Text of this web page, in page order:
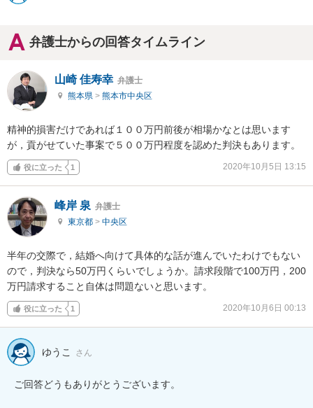
弁護士からの回答タイムライン
山崎 佳寿幸 弁護士
熊本県 > 熊本市中央区
精神的損害だけであれば１００万円前後が相場かなとは思います
が，貢がせていた事案で５００万円程度を認めた判決もあります。
役に立った 1 2020年10月5日 13:15
峰岸 泉 弁護士
東京都 > 中央区
半年の交際で，結婚へ向けて具体的な話が進んでいたわけでもない
ので，判決なら50万円くらいでしょうか。請求段階で100万円，200
万円請求すること自体は問題ないと思います。
役に立った 1 2020年10月6日 00:13
ゆうこ さん
ご回答どうもありがとうございます。